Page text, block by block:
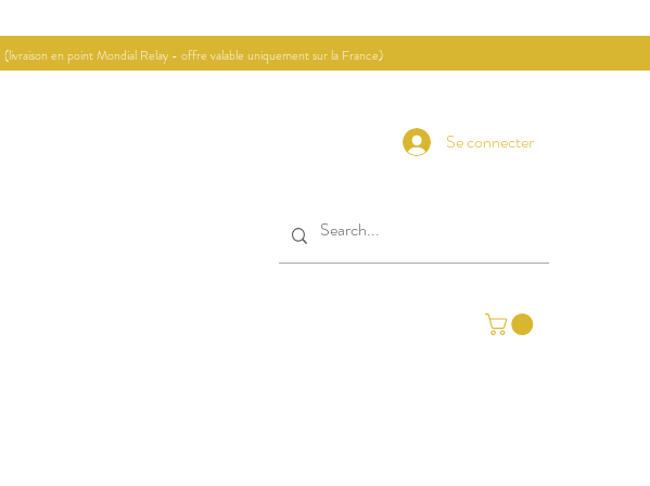
(livraison en point Mondial Relay - offre valable uniquement sur la France)
Se connecter